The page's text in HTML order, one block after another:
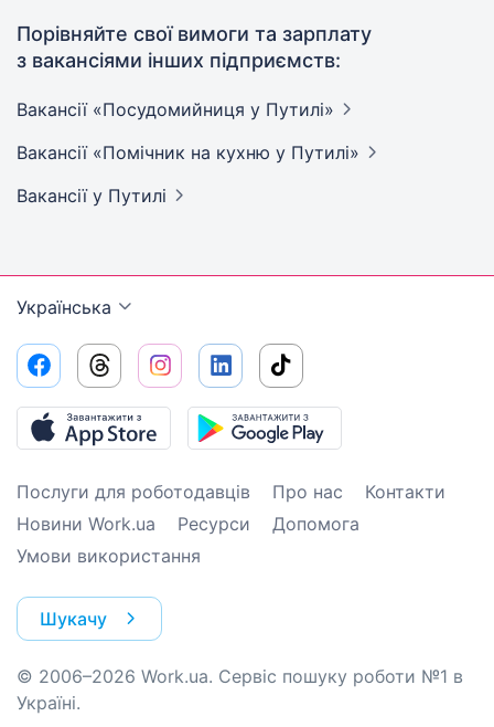
Порівняйте свої вимоги та зарплату
з вакансіями інших підприємств:
Вакансії «Посудомийниця у Путилі»
Вакансії «Помічник на кухню у Путилі»
Вакансії у Путилі
Українська
Послуги для роботодавців Про нас
Контакти
Новини Work.ua
Ресурси
Допомога
Умови використання
Шукачу
© 2006–2026 Work.ua. Сервіс пошуку роботи №1 в
Україні.